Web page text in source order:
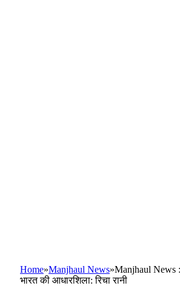
Home»Manjhaul News»Manjhaul News
भारत की आधारशिला: रिचा रानी